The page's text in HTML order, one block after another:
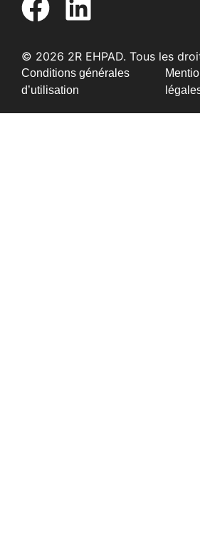
© 2026 2R EHPAD. Tous les
Conditions générales
d’utilisation